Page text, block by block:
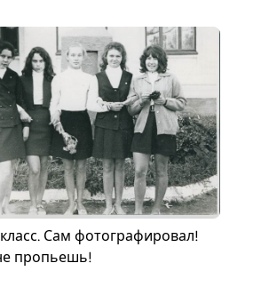
Сам фотографировал!
пропьешь!